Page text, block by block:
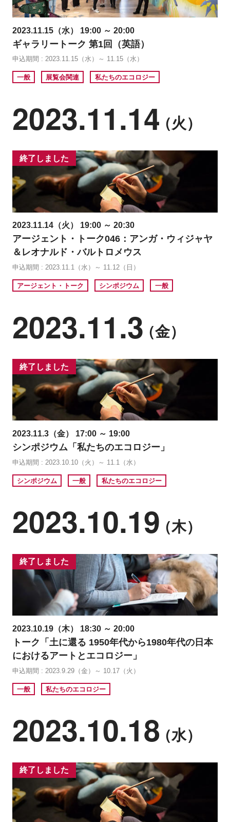
2023.11.15（水） 19:00 ～ 20:00
ギャラリートーク 第1回（英語）
申込期間 : 2023.11.15（水）～ 11.15（水）
一般 展覧会関連 私たちのエコロジー
2023.11.14（火）
終了しました
2023.11.14（火） 19:00 ～ 20:30
アージェント・トーク046：アンガ・ウィジャヤ
＆レオナルド・バルトロメウス
申込期間 : 2023.11.1（水）～ 11.12（日）
アージェント・トーク シンポジウム 一般
2023.11.3（金）
終了しました
2023.11.3（金） 17:00 ～ 19:00
シンポジウム「私たちのエコロジー」
申込期間 : 2023.10.10（火）～ 11.1（水）
シンポジウム 一般 私たちのエコロジー
2023.10.19（木）
終了しました
2023.10.19（木） 18:30 ～ 20:00
トーク「土に還る 1950年代から1980年代の日本
におけるアートとエコロジー」
申込期間 : 2023.9.29（金）～ 10.17（火）
一般 私たちのエコロジー
2023.10.18（水）
終了しました